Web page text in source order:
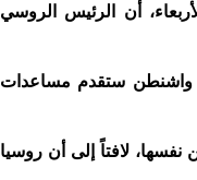
أن الرئيس الروسي
إلى أن واشنطن ستقدم مساعدات
لافتاً إلى أن روسيا